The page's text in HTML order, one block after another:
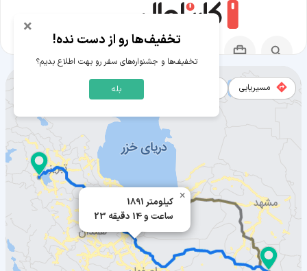
1891 کیلومتر
23 ساعت و 14 دقیقه
×
مسیریابی
مسیر سربیشه به ارومیه
× تخفیف‌ها رو از دست نده!
تخفیف‌ها و جشنواره‌های سفر رو بهت اطلاع بدیم؟
بله